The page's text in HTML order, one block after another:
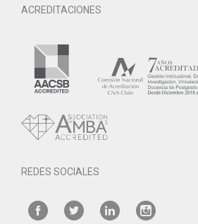
ACREDITACIONES
REDES SOCIALES